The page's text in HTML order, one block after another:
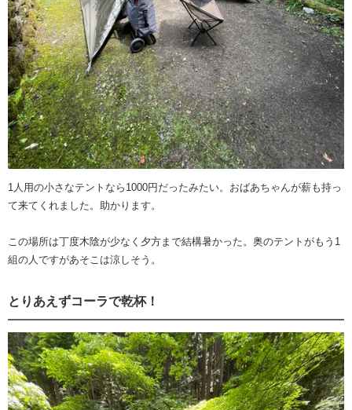
1人用の小さなテントなら1000円だったみたい。おばあちゃんが薪も持っ
て来てくれました。助かります。
この場所は丁度木陰が少なく夕方まで結構暑かった。奥のテントがもう1
組の人ですがあそこは涼しそう。
とりあえずコーラで乾杯！